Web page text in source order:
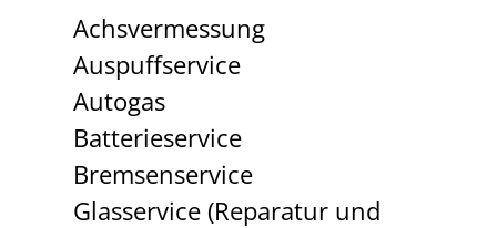
Achsvermessung
Auspuffservice
Autogas
Batterieservice
Bremsenservice
Glasservice (Reparatur und